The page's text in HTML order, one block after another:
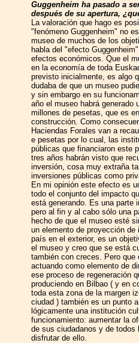
Guggenheim ha pasado a
después de su apertura,
La valoración que hago es
"fenómeno Guggenheim" no
museo de muchos de los
habla del "efecto
efectos económicos. Que el
en la economía de toda
previsto inicialmente, es algo
dudaba de que un museo
y sin embargo en su
año el museo habrá generado
millones de pesetas, que es
construcción. Como
Haciendas Forales van a
e pesetas por lo cual, las
públicas que financiaron este
tres años habrán visto que
inversión, cosa muy extraña
inversiones públicas como
En mi opinión este efecto es
todo el conjunto del impacto
está generando. Es una parte
pero al fin y al cabo sólo una
hecho de que el museo esté
un elemento de proyección de
país en el exterior, es un
el museo y creo que se está
también con creces. Pero que
actuando como elemento de
ese proceso de regeneración
produciendo en Bilbao ( y en
toda esta zona de la margen
ciudad ) también es un punto
lógicamente una institución
funcionamiento: aumentar la
de sus ciudadanos y de todos
disfrutar de ello.